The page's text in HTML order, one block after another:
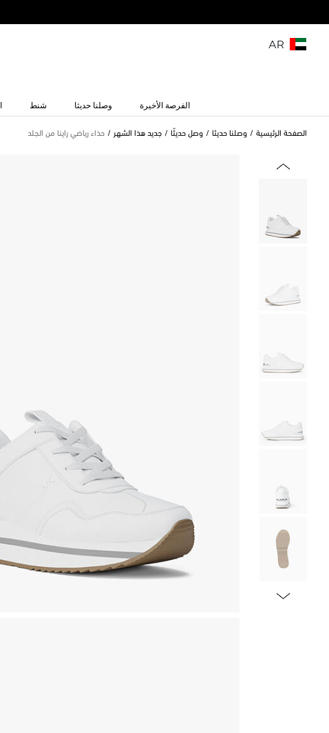
AR
الفرصة الأخيرة وصلنا حديثا شنط
الصفحة الرئيسية وصلنا حديثا وصل حديثًا جديد هذا الشهر حذاء رياضي راينا من الجلد